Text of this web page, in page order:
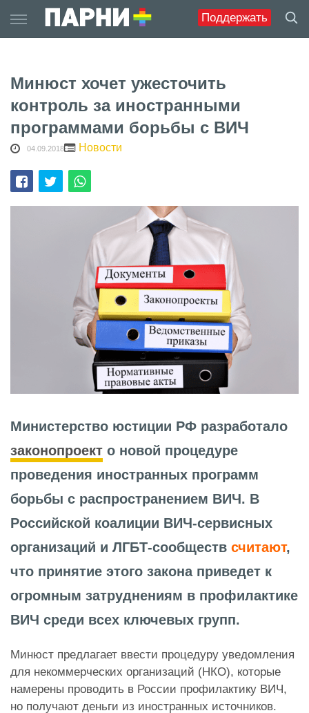
Поддержать
to
content
Минюст хочет ужесточить
контроль за иностранными
программами борьбы с ВИЧ
04.09.2018 Новости
Министерство юстиции РФ разработало
законопроект о новой процедуре
проведения иностранных программ
борьбы с распространением ВИЧ. В
Российской коалиции ВИЧ-сервисных
организаций и ЛГБТ-сообществ считают,
что принятие этого закона приведет к
огромным затруднениям в профилактике
ВИЧ среди всех ключевых групп.
Минюст предлагает ввести процедуру уведомления
для некоммерческих организаций (НКО), которые
намерены проводить в России профилактику ВИЧ,
но получают деньги из иностранных источников.